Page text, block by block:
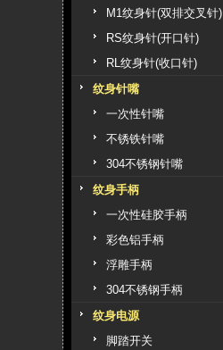
M1纹身针(双排交叉针)
RS纹身针(开口针)
RL纹身针(收口针)
纹身针嘴
一次性针嘴
不锈铁针嘴
304不锈钢针嘴
纹身手柄
一次性硅胶手柄
彩色铝手柄
浮雕手柄
304不锈钢手柄
纹身电源
脚踏开关